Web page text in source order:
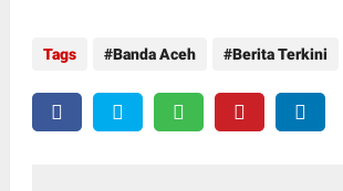
Tags Banda Aceh Berita Terkini